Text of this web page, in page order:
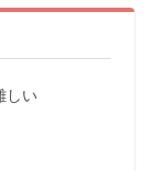
しい